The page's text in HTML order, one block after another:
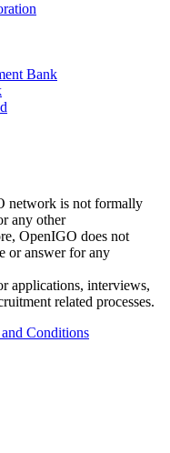
Bank
network is not formally
any other
OpenIGO does not
or answer for any
applications, interviews,
related processes.
Conditions